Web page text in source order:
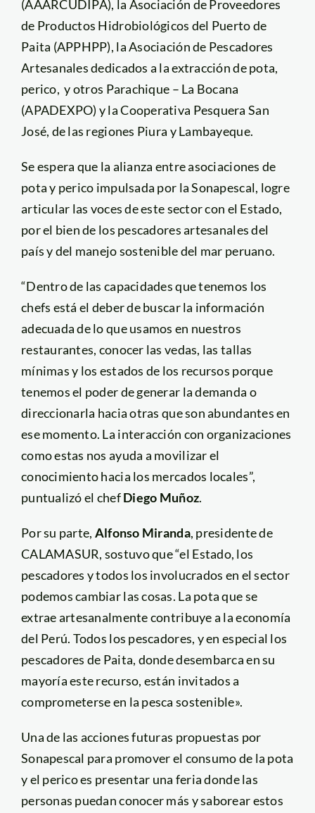
(AAARCUDIPA), la Asociación de Proveedores
de Productos Hidrobiológicos del Puerto de
Paita (APPHPP), la Asociación de Pescadores
Artesanales dedicados a la extracción de pota,
perico, y otros Parachique – La Bocana
(APADEXPO) y la Cooperativa Pesquera San
José, de las regiones Piura y Lambayeque.
Se espera que la alianza entre asociaciones de
pota y perico impulsada por la Sonapescal, logre
articular las voces de este sector con el Estado,
por el bien de los pescadores artesanales del
país y del manejo sostenible del mar peruano.
“Dentro de las capacidades que tenemos los
chefs está el deber de buscar la información
adecuada de lo que usamos en nuestros
restaurantes, conocer las vedas, las tallas
mínimas y los estados de los recursos porque
tenemos el poder de generar la demanda o
direccionarla hacia otras que son abundantes en
ese momento. La interacción con organizaciones
como estas nos ayuda a movilizar el
conocimiento hacia los mercados locales”,
puntualizó el chefDiego Muñoz.
Por su parte, Alfonso Miranda, presidente de
CALAMASUR, sostuvo que “el Estado, los
pescadores y todos los involucrados en el sector
podemos cambiar las cosas. La pota que se
extrae artesanalmente contribuye a la economía
del Perú. Todos los pescadores, y en especial los
pescadores de Paita, donde desembarca en su
mayoría este recurso, están invitados a
comprometerse en la pesca sostenible».
Una de las acciones futuras propuestas por
Sonapescal para promover el consumo de la pota
y el perico es presentar una feria donde las
personas puedan conocer más y saborear estos